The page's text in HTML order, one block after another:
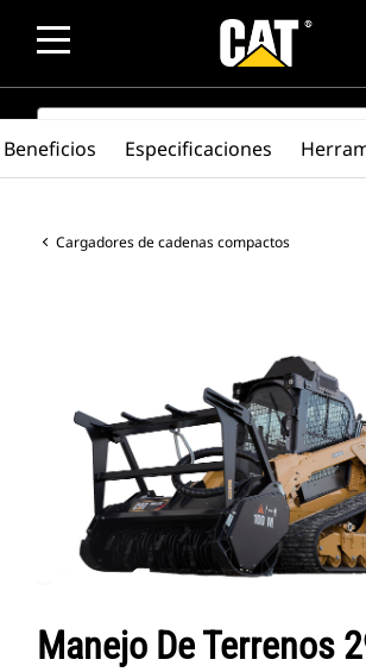
SEARCH
Cargadores de cadenas compactos
Manejo De Terrenos
Beneficios Especificaciones